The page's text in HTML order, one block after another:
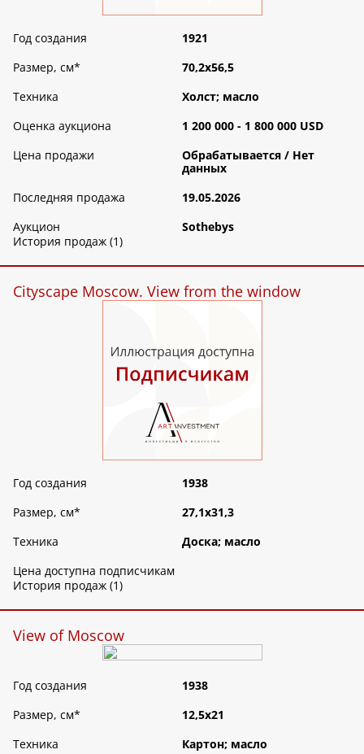
Год создания
1921
Размер, см*
70,2х56,5
Техника
Холст; масло
Оценка аукциона
1 200 000 - 1 800 000 USD
Цена продажи
Обрабатываетcя / Нет
данных
Последняя продажа
19.05.2026
Аукцион
Sothebys
История продаж (1)
Cityscape Moscow. View from the window
Год создания
1938
Размер, см*
27,1х31,3
Техника
Доска; масло
Цена доступна подписчикам
История продаж (1)
View of Moscow
Год создания
1938
Размер, см*
12,5х21
Техника
Картон; масло